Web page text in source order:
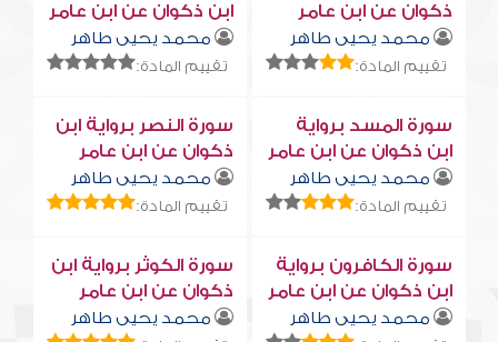
ذكوان عن ابن عامر
محمد يحيى طاهر
تقييم المادة:
ابن ذكوان عن ابن عامر
محمد يحيى طاهر
تقييم المادة:
سورة المسد برواية
ابن ذكوان عن ابن عامر
محمد يحيى طاهر
تقييم المادة:
سورة النصر برواية ابن
ذكوان عن ابن عامر
محمد يحيى طاهر
تقييم المادة:
سورة الكافرون برواية
ابن ذكوان عن ابن عامر
محمد يحيى طاهر
سورة الكوثر برواية ابن
ذكوان عن ابن عامر
محمد يحيى طاهر